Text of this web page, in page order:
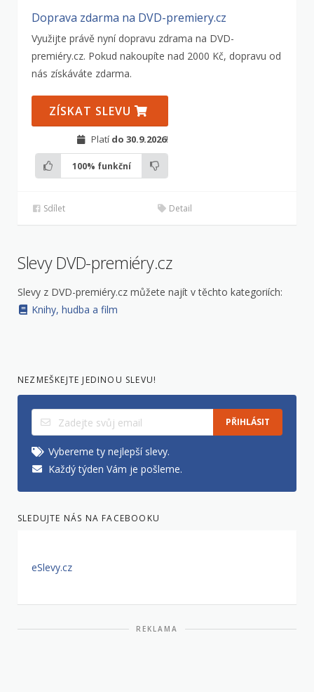
Doprava zdarma na DVD-premiery.cz
Využijte právě nyní dopravu zdrama na DVD-
premiéry.cz. Pokud nakoupíte nad 2000 Kč, dopravu od
nás získáváte zdarma.
ZÍSKAT SLEVU
Platí do 30.9.2026!
100% funkční
Sdílet Detail
Slevy DVD-premiéry.cz
Slevy z DVD-premiéry.cz můžete najít v těchto kategoriích:
Knihy, hudba a film
NEZMEŠKEJTE JEDINOU SLEVU!
PŘIHLÁSIT
Vybereme ty nejlepší slevy.
Každý týden Vám je pošleme.
SLEDUJTE NÁS NA FACEBOOKU
eSlevy.cz
REKLAMA